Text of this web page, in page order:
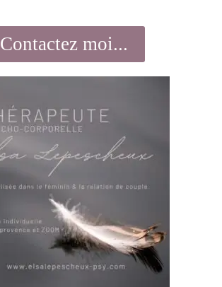
Contactez moi...